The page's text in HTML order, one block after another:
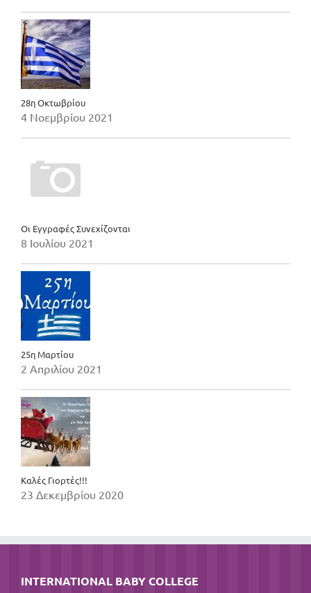
28η Οκτωβρίου
4 Νοεμβρίου 2021
Οι Εγγραφές Συνεχίζονται
8 Ιουλίου 2021
25η Μαρτίου
2 Απριλίου 2021
Καλές Γιορτές!!!
23 Δεκεμβρίου 2020
INTERNATIONAL BABY COLLEGE